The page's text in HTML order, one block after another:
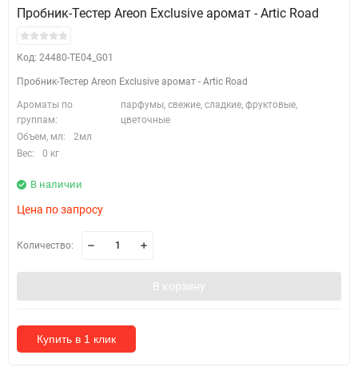
Пробник-Тестер Areon Exclusive аромат - Artic Road
Код: 24480-TE04_G01
Пробник-Тестер Areon Exclusive аромат - Artic Road
Ароматы по
группам:
парфумы, свежие, сладкие, фруктовые,
цветочные
Объем, мл:
2мл
Вес:
0 кг
В наличии
Цена по запросу
Количество:
В корзину
Купить в 1 клик